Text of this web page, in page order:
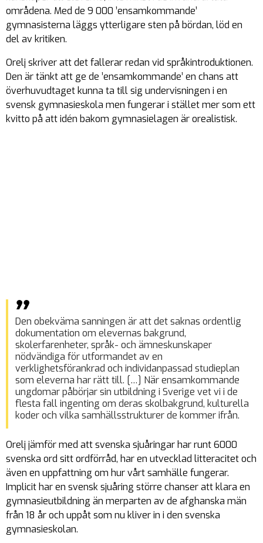
områdena. Med de 9 000 ’ensamkommande’
gymnasisterna läggs ytterligare sten på bördan, löd en
del av kritiken.
Orelj skriver att det fallerar redan vid språkintroduktionen.
Den är tänkt att ge de ’ensamkommande’ en chans att
överhuvudtaget kunna ta till sig undervisningen i en
svensk gymnasieskola men fungerar i stället mer som ett
kvitto på att idén bakom gymnasielagen är orealistisk.
Den obekväma sanningen är att det saknas ordentlig
dokumentation om elevernas bakgrund,
skolerfarenheter, språk- och ämneskunskaper
nödvändiga för utformandet av en
verklighetsförankrad och individanpassad studieplan
som eleverna har rätt till. […] När ensamkommande
ungdomar påbörjar sin utbildning i Sverige vet vi i de
flesta fall ingenting om deras skolbakgrund, kulturella
koder och vilka samhällsstrukturer de kommer ifrån.
Orelj jämför med att svenska sjuåringar har runt 6000
svenska ord sitt ordförråd, har en utvecklad litteracitet och
även en uppfattning om hur vårt samhälle fungerar.
Implicit har en svensk sjuåring större chanser att klara en
gymnasieutbildning än merparten av de afghanska män
från 18 år och uppåt som nu kliver in i den svenska
gymnasieskolan.